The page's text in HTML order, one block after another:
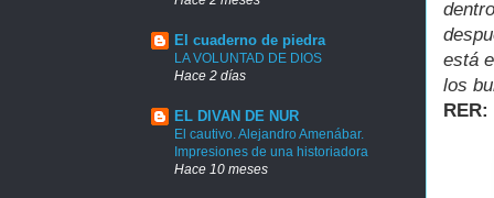
está
los
RER:
El cuaderno de piedra
LA VOLUNTAD DE DIOS
Hace 2 días
EL DIVAN DE NUR
El cautivo. Alejandro Amenábar.
Impresiones de una historiadora
Hace 10 meses